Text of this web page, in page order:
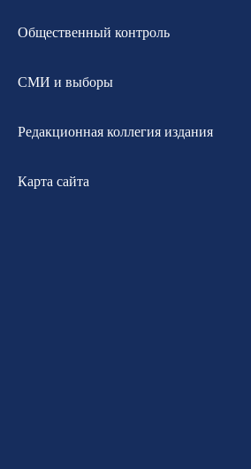
Общественный контроль
СМИ и выборы
Редакционная коллегия издания
Карта сайта